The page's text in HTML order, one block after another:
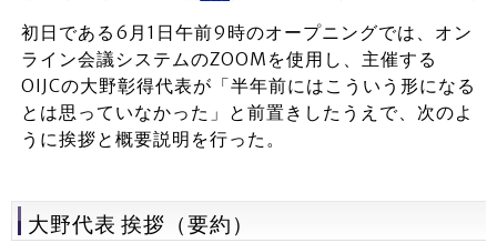
初日である6月1日午前9時のオープニングでは、オン
ライン会議システムのZOOMを使用し、主催する
OIJCの大野彰得代表が「半年前にはこういう形になる
とは思っていなかった」と前置きしたうえで、次のよ
うに挨拶と概要説明を行った。
大野代表 挨拶（要約）